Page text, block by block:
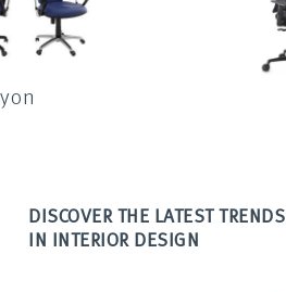
DISCOVER THE LATEST TRENDS
IN INTERIOR DESIGN